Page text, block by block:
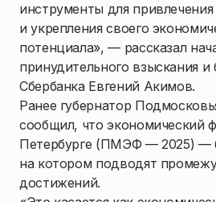
инструменты для
и укрепления своего
потенциала», — рассказал
принудительного взыскания и
Сбербанка Евгений Акимов.
Ранее губернатор
сообщил, что экономический
Петербурге (ПМЭФ — 2025) —
на котором подводят
достижений.